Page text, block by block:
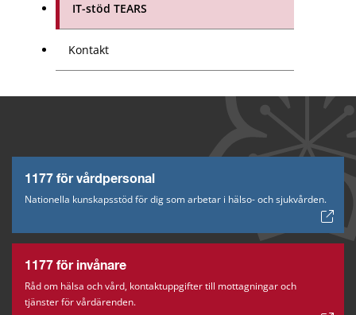
IT-stöd TEARS
Kontakt
1177 för vårdpersonal
Nationella kunskapsstöd för dig som arbetar i hälso- och sjukvården.
1177 för invånare
Råd om hälsa och vård, kontaktuppgifter till mottagningar och
tjänster för vårdärenden.